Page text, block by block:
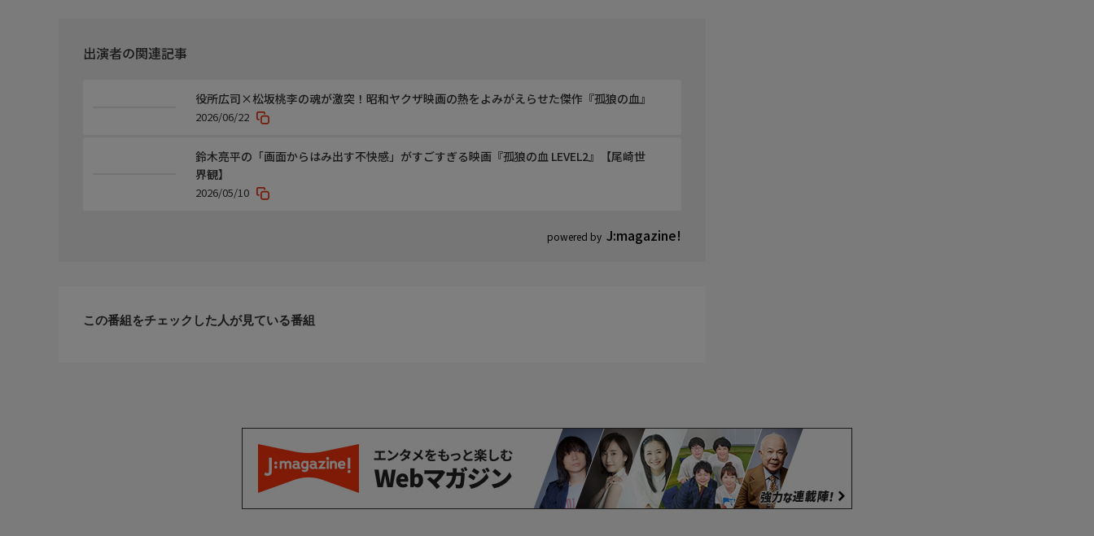
Xのアカウントはこちら!
YouTubeチャンネルはこちら!
https://www.youtube.com/channel/UCiBzP94GzT4C_aZ6-lw8zSA
出演者の関連記事
powered by J:magazine!
役所広司×松坂桃李の魂が激突！昭和ヤクザ映画の熱をよみがえらせた傑作『孤狼の血』
2026/06/22
鈴木亮平の「画面からはみ出す不快感」がすごすぎる映画『孤狼の血 LEVEL2』【尾崎世
界観】
2026/05/10
この番組をチェックした人が見ている番組